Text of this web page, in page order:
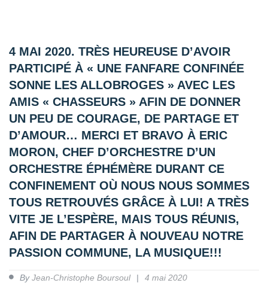
4 MAI 2020. TRÈS HEUREUSE D’AVOIR
PARTICIPÉ À « UNE FANFARE CONFINÉE
SONNE LES ALLOBROGES » AVEC LES
AMIS « CHASSEURS » AFIN DE DONNER
UN PEU DE COURAGE, DE PARTAGE ET
D’AMOUR… MERCI ET BRAVO À ERIC
MORON, CHEF D’ORCHESTRE D’UN
ORCHESTRE ÉPHÉMÈRE DURANT CE
CONFINEMENT OÙ NOUS NOUS SOMMES
TOUS RETROUVÉS GRÂCE À LUI! A TRÈS
VITE JE L’ESPÈRE, MAIS TOUS RÉUNIS,
AFIN DE PARTAGER À NOUVEAU NOTRE
PASSION COMMUNE, LA MUSIQUE!!!
ByJean-Christophe Boursoul 4 mai 2020